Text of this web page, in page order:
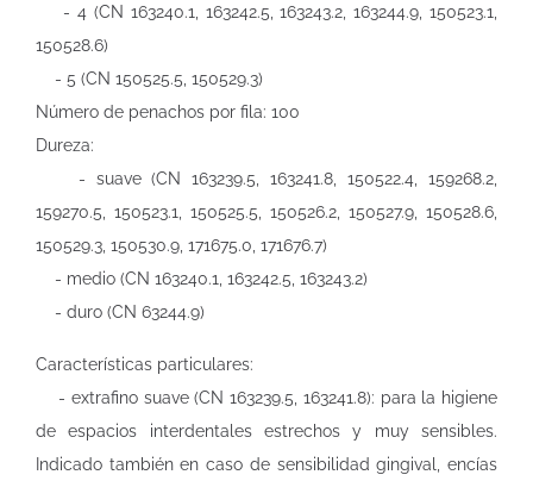
- 4 (CN 163240.1, 163242.5, 163243.2, 163244.9, 150523.1,
150528.6)
- 5 (CN 150525.5, 150529.3)
Número de penachos por fila: 100
Dureza:
- suave (CN 163239.5, 163241.8, 150522.4, 159268.2,
159270.5, 150523.1, 150525.5, 150526.2, 150527.9, 150528.6,
150529.3, 150530.9, 171675.0, 171676.7)
- medio (CN 163240.1, 163242.5, 163243.2)
- duro (CN 63244.9)
Características particulares:
- extrafino suave (CN 163239.5, 163241.8): para la higiene
de espacios interdentales estrechos y muy sensibles.
Indicado también en caso de sensibilidad gingival, encías